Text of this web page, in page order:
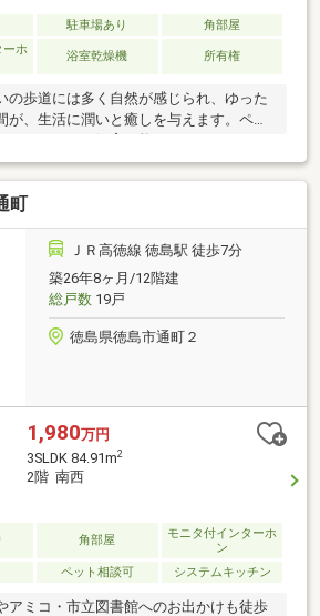
駐車場あり
角部屋
ーホ
浴室乾燥機 所有権
の歩道には多く自然が感じられ、ゆった
が、生活に潤いと癒しを与えます。ペッ
則あり）
町
ＪＲ高徳線 徳島駅 徒歩7分
築26年8ヶ月/12階建
総戸数19戸
徳島県徳島市通町２
1,980万円
3SLDK 84.91m2
2階 南西
角部屋
モニタ付インターホ
ン
ペット相談可 システムキッチン
アミコ・市立図書館へのお出かけも徒歩